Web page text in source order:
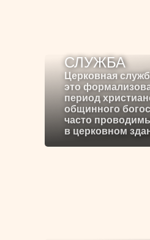
СЛУЖБА
Церковная
это
период
общинного
часто
в церковном